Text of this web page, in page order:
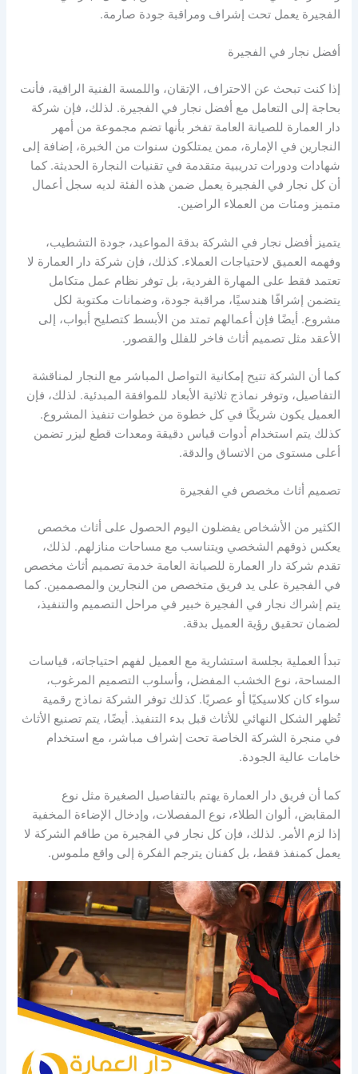
الفجيرة يعمل تحت إشراف ومراقبة جودة صارمة.
أفضل نجار في الفجيرة
إذا كنت تبحث عن الاحتراف، الإتقان، واللمسة الفنية الراقية، فأنت
بحاجة إلى التعامل مع أفضل نجار في الفجيرة. لذلك، فإن شركة
دار العمارة للصيانة العامة تفخر بأنها تضم مجموعة من أمهر
النجارين في الإمارة، ممن يمتلكون سنوات من الخبرة، إضافة إلى
شهادات ودورات تدريبية متقدمة في تقنيات النجارة الحديثة. كما
أن كل نجار في الفجيرة يعمل ضمن هذه الفئة لديه سجل أعمال
متميز ومئات من العملاء الراضين.
يتميز أفضل نجار في الشركة بدقة المواعيد، جودة التشطيب،
وفهمه العميق لاحتياجات العملاء. كذلك، فإن شركة دار العمارة لا
تعتمد فقط على المهارة الفردية، بل توفر نظام عمل متكامل
يتضمن إشرافًا هندسيًا، مراقبة جودة، وضمانات مكتوبة لكل
مشروع. أيضًا فإن أعمالهم تمتد من الأبسط كتصليح أبواب، إلى
الأعقد مثل تصميم أثاث فاخر للفلل والقصور.
كما أن الشركة تتيح إمكانية التواصل المباشر مع النجار لمناقشة
التفاصيل، وتوفر نماذج ثلاثية الأبعاد للموافقة المبدئية. لذلك، فإن
العميل يكون شريكًا في كل خطوة من خطوات تنفيذ المشروع.
كذلك يتم استخدام أدوات قياس دقيقة ومعدات قطع ليزر تضمن
أعلى مستوى من الاتساق والدقة.
تصميم أثاث مخصص في الفجيرة
الكثير من الأشخاص يفضلون اليوم الحصول على أثاث مخصص
يعكس ذوقهم الشخصي ويتناسب مع مساحات منازلهم. لذلك،
تقدم شركة دار العمارة للصيانة العامة خدمة تصميم أثاث مخصص
في الفجيرة على يد فريق متخصص من النجارين والمصممين. كما
يتم إشراك نجار في الفجيرة خبير في مراحل التصميم والتنفيذ،
لضمان تحقيق رؤية العميل بدقة.
تبدأ العملية بجلسة استشارية مع العميل لفهم احتياجاته، قياسات
المساحة، نوع الخشب المفضل، وأسلوب التصميم المرغوب،
سواء كان كلاسيكيًا أو عصريًا. كذلك توفر الشركة نماذج رقمية
تُظهر الشكل النهائي للأثاث قبل بدء التنفيذ. أيضًا، يتم تصنيع الأثاث
في منجرة الشركة الخاصة تحت إشراف مباشر، مع استخدام
خامات عالية الجودة.
كما أن فريق دار العمارة يهتم بالتفاصيل الصغيرة مثل نوع
المقابض، ألوان الطلاء، نوع المفصلات، وإدخال الإضاءة المخفية
إذا لزم الأمر. لذلك، فإن كل نجار في الفجيرة من طاقم الشركة لا
يعمل كمنفذ فقط، بل كفنان يترجم الفكرة إلى واقع ملموس.